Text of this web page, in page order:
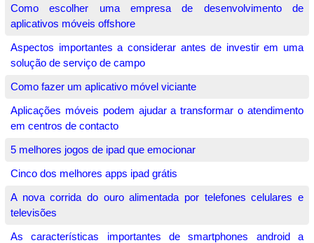
Como escolher uma empresa de desenvolvimento de
aplicativos móveis offshore
Aspectos importantes a considerar antes de investir em uma
solução de serviço de campo
Como fazer um aplicativo móvel viciante
Aplicações móveis podem ajudar a transformar o atendimento
em centros de contacto
5 melhores jogos de ipad que emocionar
Cinco dos melhores apps ipad grátis
A nova corrida do ouro alimentada por telefones celulares e
televisões
As características importantes de smartphones android a